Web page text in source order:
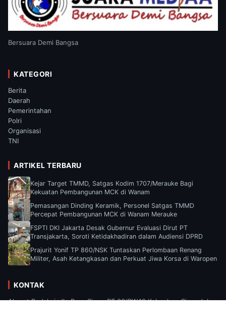
Bersuara Demi Bangsa
KATEGORI
Berita
Daerah
Pemerintahan
Polri
Organisasi
TNI
ARTIKEL TERBARU
Kejar Target TMMD, Satgas Kodim 1707/Merauke Bagi
Kekuatan Pembangunan MCK di Wanam
Pemasangan Dinding Keramik, Personel Satgas TMMD
Percepat Pembangunan MCK di Wanam Merauke
FSPTI DKI Jakarta Desak Gubernur Evaluasi Dirut PT
Transjakarta, Soroti Ketidakhadiran dalam Audiensi DPRD
Prajurit Yonif TP 860/NSK Tuntaskan Perlombaan Renang
Militer, Asah Ketangkasan dan Perkuat Jiwa Korsa di Waropen
KONTAK
Alamat Redaksi :Jln Raya Sipon RT.03/RW.19 Kelurahan Cipondoh,